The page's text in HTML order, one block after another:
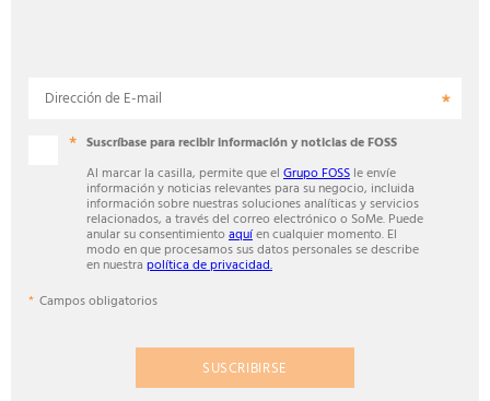
Dirección de E-mail
Suscríbase para recibir información y noticias de FOSS
Al marcar la casilla, permite que el Grupo FOSS le envíe
información y noticias relevantes para su negocio, incluida
información sobre nuestras soluciones analíticas y servicios
relacionados, a través del correo electrónico o SoMe. Puede
anular su consentimiento aquíen cualquier momento. El
modo en que procesamos sus datos personales se describe
en nuestra política de privacidad.
Campos obligatorios
SUSCRIBIRSE